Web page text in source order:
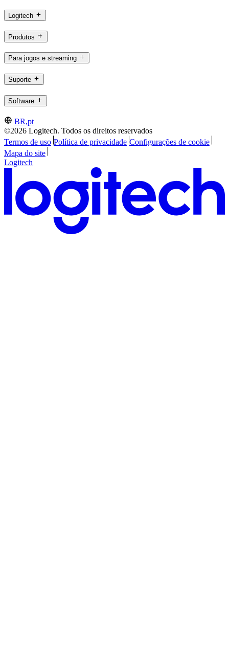
Logitech
Produtos
Para jogos e streaming
Suporte
Software
BR,pt
©2026 Logitech. Todos os direitos reservados
Termos de uso Política de privacidade Configurações de cookie
Mapa do site
Logitech